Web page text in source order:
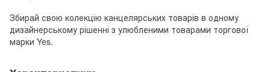
Збирай свою колекцію канцелярських товарів в одному
дизайнерському рішенні з улюбленими товарами торгової
марки Yes.